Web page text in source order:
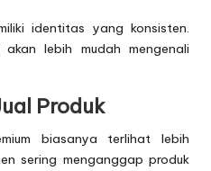
identitas yang konsisten.
lebih mudah mengenali
Produk
biasanya terlihat lebih
sering menganggap produk